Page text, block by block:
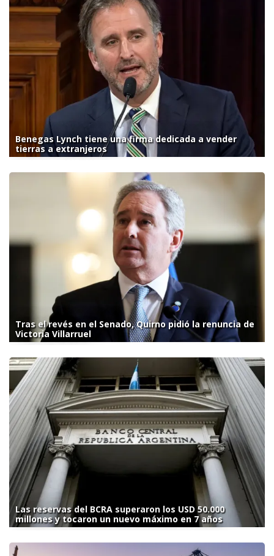
Benegas Lynch tiene una firma dedicada a vender
tierras a extranjeros
Tras el revés en el Senado, Quirno pidió la renuncia de
Victoria Villarruel
Las reservas del BCRA superaron los USD 50.000
millones y tocaron un nuevo máximo en 7 años